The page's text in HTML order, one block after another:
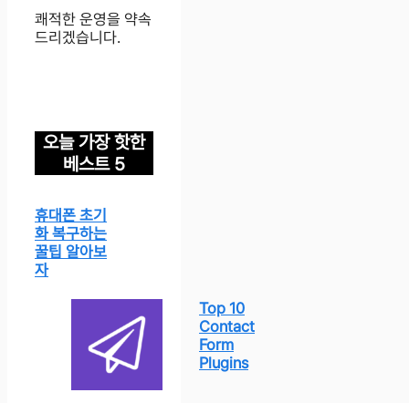
쾌적한 운영을 약속
드리겠습니다.
오늘 가장 핫한
베스트 5
휴대폰 초기
화 복구하는
꿀팁 알아보
자
Top 10
Contact
Form
Plugins